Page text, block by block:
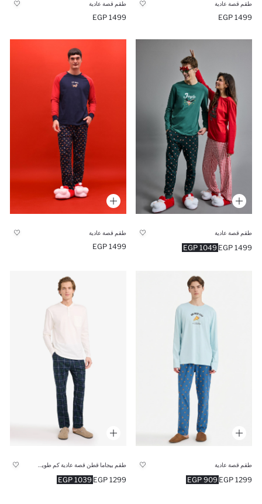
طقم قصة عادية
1499 EGP
طقم قصة عادية
1499 EGP
طقم قصة عادية
1049 EGP 1499 EGP
طقم قصة عادية
1499 EGP
طقم قصة عادية
909 EGP 1299 EGP
1039 EGP 1299 EGP